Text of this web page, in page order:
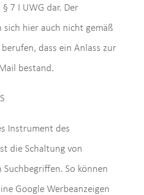
7 I UWG dar. Der
hier auch nicht gemäß
dass ein Anlass zur
bestand.
Instrument des
die Schaltung von
So können
Google Werbeanzeigen